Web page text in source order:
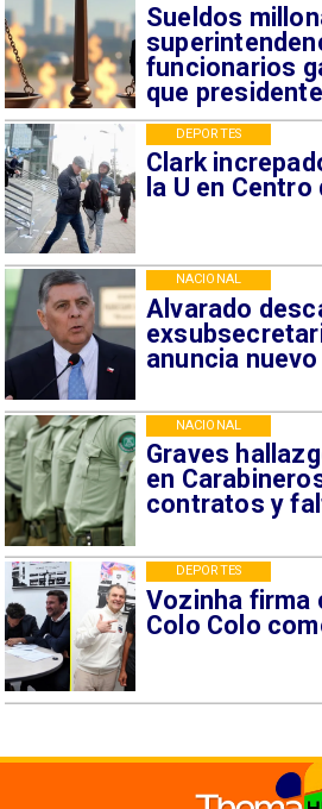
Sueldos
funcionarios
que
Clark
la U en
DEPORTES
Alvarado
anuncia
NACIONAL
Graves
en
contratos y
NACIONAL
Vozinha firma
Colo Colo
DEPORTES